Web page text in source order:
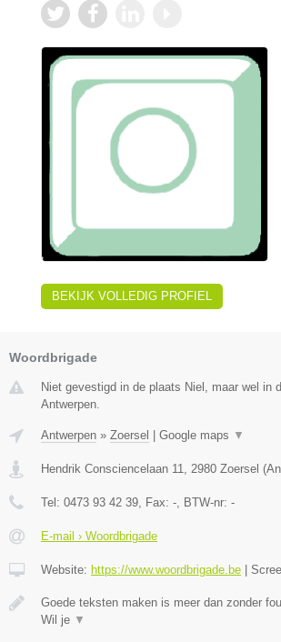
BEKIJK VOLLEDIG PROFIEL
Woordbrigade
Niet gevestigd in de plaats Niel, maar wel in
Antwerpen.
Antwerpen » Zoersel | Google maps ▼
Hendrik Consciencelaan 11 2980 Zoersel (
Tel: 0473 93 42 39 , Fax: - , BTW-nr: -
E-mail › Woordbrigade
Website: https://www.woordbrigade.be |
Goede teksten maken is meer dan zonder
Wil je ▼